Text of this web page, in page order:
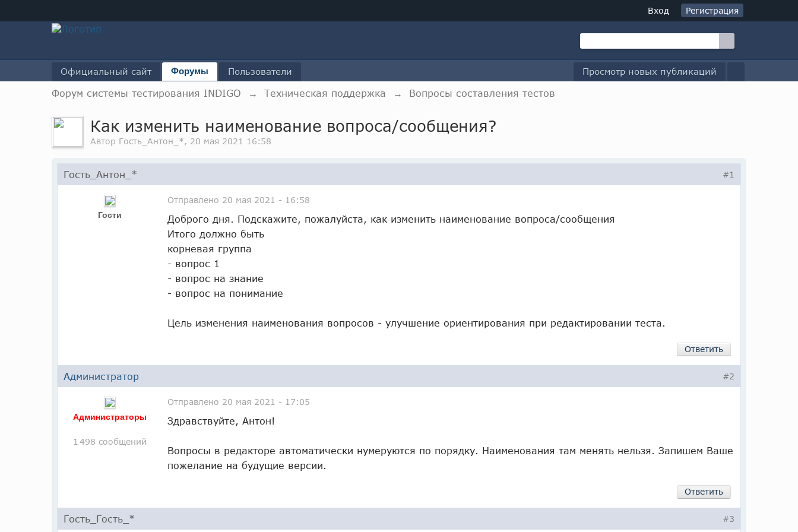
Вход Регистрация
Просмотр новых публикаций
Официальный сайт Форумы Пользователи
Форум системы тестирования INDIGO → Техническая поддержка → Вопросы составления тестов
Как изменить наименование вопроса/сообщения?
Автор Гость_Антон_*, 20 мая 2021 16:58
#1
Гость_Антон_*
Гости
Отправлено 20 мая 2021 - 16:58
Доброго дня. Подскажите, пожалуйста, как изменить наименование вопроса/сообщения
Итого должно быть
корневая группа
- вопрос 1
- вопрос на знание
- вопрос на понимание
Цель изменения наименования вопросов - улучшение ориентирования при редактировании теста.
Ответить
#2
Администратор
Администраторы
1 498 сообщений
Отправлено 20 мая 2021 - 17:05
Здравствуйте, Антон!
Вопросы в редакторе автоматически нумеруются по порядку. Наименования там менять нельзя. Запишем Ваше
пожелание на будущие версии.
Ответить
#3
Гость_Гость_*